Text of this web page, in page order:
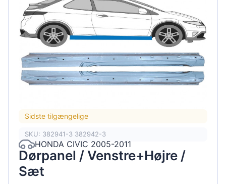
Sidste tilgængelige
SKU: 382941-3 382942-3
HONDA CIVIC 2005-2011
Dørpanel / Venstre+Højre /
Sæt